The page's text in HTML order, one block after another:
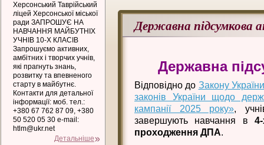
Державна підсумкова
Державна
Відповідно до Закону
законів України щодо
кампанії 2025 року»,
завершують навчання в
проходження ДПА.
Херсонський Таврійський
ліцей Херсонської міської
ради ЗАПРОШУЄ НА
НАВЧАННЯ МАЙБУТНІХ
УЧНІВ 10-Х КЛАСІВ
Запрошуємо активних,
амбітних і творчих учнів,
які прагнуть знань,
розвитку та впевненого
старту в майбутнє.
Контакти для детальної
інформації: моб. тел.:
+380 67 762 87 09, +380
50 520 05 30 e-mail:
htlm@ukr.net
Детальніше